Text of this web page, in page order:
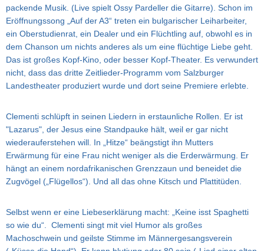
packende Musik. (Live spielt Ossy Pardeller die Gitarre). Schon im
Eröffnungssong „Auf der A3“ treten ein bulgarischer Leiharbeiter,
ein Oberstudienrat, ein Dealer und ein Flüchtling auf, obwohl es in
dem Chanson um nichts anderes als um eine flüchtige Liebe geht.
Das ist großes Kopf-Kino, oder besser Kopf-Theater. Es verwundert
nicht, dass das dritte Zeitlieder-Programm vom Salzburger
Landestheater produziert wurde und dort seine Premiere erlebte.
Clementi schlüpft in seinen Liedern in erstaunliche Rollen. Er ist
"Lazarus", der Jesus eine Standpauke hält, weil er gar nicht
wiederauferstehen will. In „Hitze“ beängstigt ihn Mutters
Erwärmung für eine Frau nicht weniger als die Erderwärmung. Er
hängt an einem nordafrikanischen Grenzzaun und beneidet die
Zugvögel („Flügellos“). Und all das ohne Kitsch und Plattitüden.
Selbst wenn er eine Liebeserklärung macht: „Keine isst Spaghetti
so wie du“. Clementi singt mit viel Humor als großes
Machoschwein und geilste Stimme im Männergesangsverein